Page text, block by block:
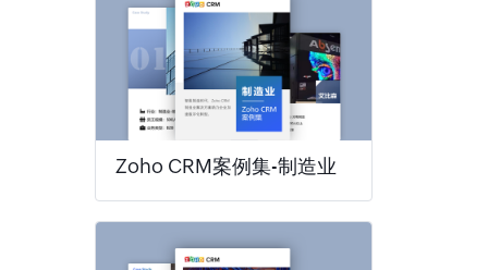
Zoho CRM案例集-制造业